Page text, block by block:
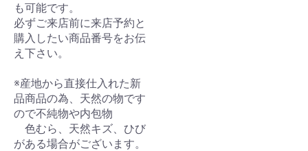
も可能です。
必ずご来店前に来店予約と
購入したい商品番号をお伝
え下さい。
※産地から直接仕入れた新
品商品の為、天然の物です
ので不純物や内包物
色むら、天然キズ、ひび
がある場合がございます。